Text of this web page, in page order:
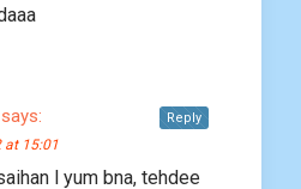
says:
15:01
l yum bna, tehdee
Reply